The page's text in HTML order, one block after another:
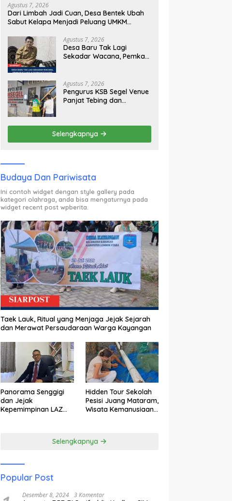
Agustus 7, 2026
Dari Limbah Jadi Cuan, Desa Bentek Ubah
Sabut Kelapa Menjadi Peluang UMKM
Agustus 7, 2026
Desa Baru Tak Lagi
Sekadar Wacana, Pemkab
Agustus 7, 2026
Pengurus KSB Segel Venue
Panjat Tebing dan
Beralih Ke Dompu
Selengkapnya
Budaya Dan Pariwisata
Ini contoh widget dengan style gallery pada
kategori olahraga, anda bisa mengaturnya pada
widget recent post wpberita.
Taek Lauk, Ritual yang Menjaga Jejak Sejarah
dan Merawat Persaudaraan Warga Kayangan
Panorama Senggigi
dan Jejak
Kepemimpinan LAZ
Hidden Tour Sekolah
Pesisi Juang Mataram,
Wisata Kemanusiaan
Selengkapnya
Popular Post
Desember 8, 2024 3 Komentar